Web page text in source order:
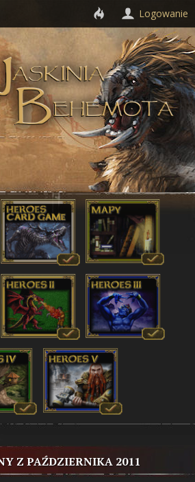
Z PAŹDZIERNIKA 2011
Logowanie